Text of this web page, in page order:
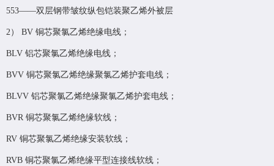
553——双层钢带皱纹纵包铠装聚乙烯外被层
2） BV 铜芯聚氯乙烯绝缘电线；
BLV 铝芯聚氯乙烯绝缘电线；
BVV 铜芯聚氯乙烯绝缘聚氯乙烯护套电线；
BLVV 铝芯聚氯乙烯绝缘聚氯乙烯护套电线；
BVR 铜芯聚氯乙烯绝缘软线；
RV 铜芯聚氯乙烯绝缘安装软线；
RVB 铜芯聚氯乙烯绝缘平型连接线软线；